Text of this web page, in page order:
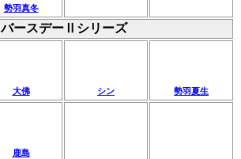
勢羽真冬
バースデーⅡシリーズ
大佛 シン 勢羽夏生
鹿島